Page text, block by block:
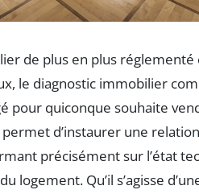
de plus en plus réglementé
le diagnostic immobilier
pour quiconque souhaite
d’instaurer une
précisément sur l’état
logement. Qu’il s’agisse